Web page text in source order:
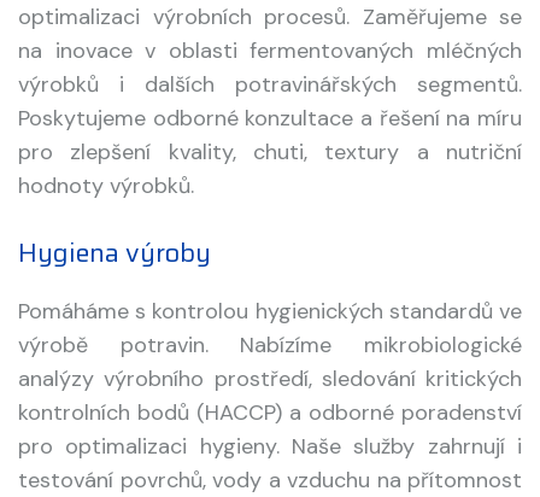
optimalizaci výrobních procesů. Zaměřujeme se
na inovace v oblasti fermentovaných mléčných
výrobků i dalších potravinářských segmentů.
Poskytujeme odborné konzultace a řešení na míru
pro zlepšení kvality, chuti, textury a nutriční
hodnoty výrobků.
Hygiena výroby
Pomáháme s kontrolou hygienických standardů ve
výrobě potravin. Nabízíme mikrobiologické
analýzy výrobního prostředí, sledování kritických
kontrolních bodů (HACCP) a odborné poradenství
pro optimalizaci hygieny. Naše služby zahrnují i
testování povrchů, vody a vzduchu na přítomnost